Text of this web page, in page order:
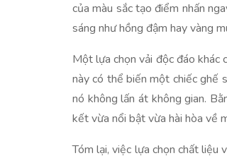
của màu sắc tạo điểm nhấn
sáng như hồng đậm hay vàng
Một lựa chọn vải độc đáo khác
này có thể biến một chiếc ghế
nó không lấn át không gian.
kết vừa nổi bật vừa hài hòa về
Tóm lại, việc lựa chọn chất liệu